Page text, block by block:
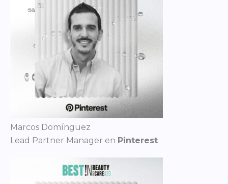
Marcos Domínguez
Lead Partner Manager en Pinterest